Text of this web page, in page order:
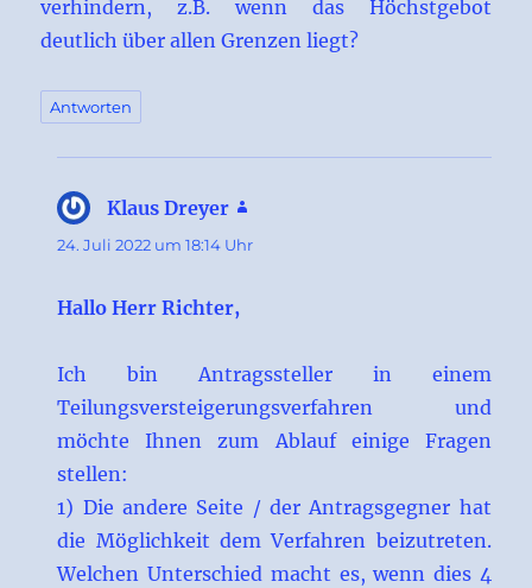
verhindern, z.B. wenn das Höchstgebot
deutlich über allen Grenzen liegt?
Antworten
Klaus Dreyer
24. Juli 2022 um 18:14 Uhr
Hallo Herr Richter,
Ich bin Antragssteller in einem
Teilungsversteigerungsverfahren und
möchte Ihnen zum Ablauf einige Fragen
stellen:
1) Die andere Seite / der Antragsgegner hat
die Möglichkeit dem Verfahren beizutreten.
Welchen Unterschied macht es, wenn dies 4